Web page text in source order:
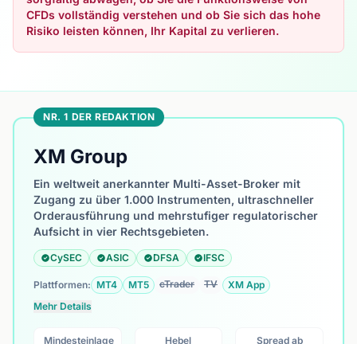
CFDs vollständig verstehen und ob Sie sich das hohe
Risiko leisten können, Ihr Kapital zu verlieren.
NR. 1 DER REDAKTION
XM Group
Ein weltweit anerkannter Multi-Asset-Broker mit
Zugang zu über 1.000 Instrumenten, ultraschneller
Orderausführung und mehrstufiger regulatorischer
Aufsicht in vier Rechtsgebieten.
CySEC ASIC DFSA IFSC
Plattformen: MT4 MT5 cTrader TV
XM App
Mehr Details
Mindesteinlage Hebel Spread ab